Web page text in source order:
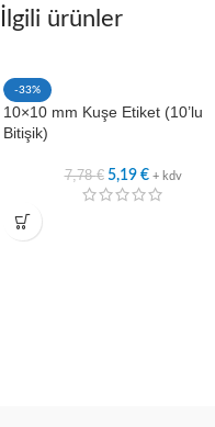
İlgili ürünler
-33%
10×10 mm Kuşe Etiket (10’lu
Bitişik)
7,78€ 5,19 € + kdv